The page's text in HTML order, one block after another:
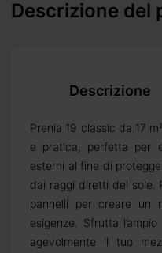
Descrizione del
Descrizione
Prenia 19 classic da 17
e pratica, perfetta per
esterni al fine di
dai raggi diretti del sole.
pannelli per creare un
esigenze. Sfrutta
agevolmente il tuo